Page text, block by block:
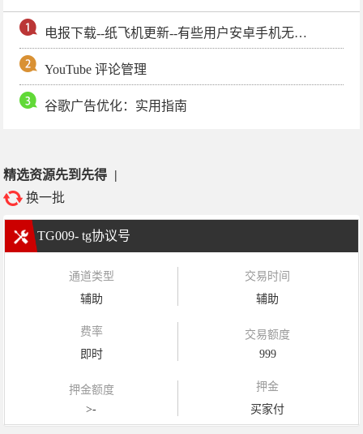
电报下载--纸飞机更新--有些用户安卓手机无法更新电报软件
YouTube 评论管理
谷歌广告优化：实用指南
精选资源先到先得 |
换一批
TG009- tg协议号
通道类型
辅助
交易时间
辅助
费率
即时
交易额度
999
押金额度
>-
押金
买家付